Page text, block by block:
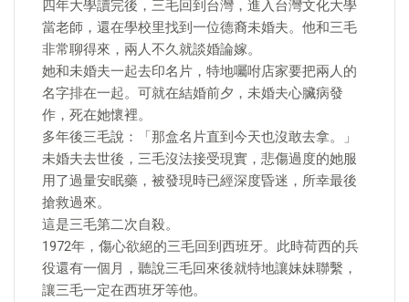
四年大學讀完後，三毛回到台灣，進入台灣文化大學
當老師，還在學校里找到一位德裔未婚夫。他和三毛
非常聊得來，兩人不久就談婚論嫁。
她和未婚夫一起去印名片，特地囑咐店家要把兩人的
名字排在一起。可就在結婚前夕，未婚夫心臟病發
作，死在她懷裡。
多年後三毛說：「那盒名片直到今天也沒敢去拿。」
未婚夫去世後，三毛沒法接受現實，悲傷過度的她服
用了過量安眠藥，被發現時已經深度昏迷，所幸最後
搶救過來。
這是三毛第二次自殺。
1972年，傷心欲絕的三毛回到西班牙。此時荷西的兵
役還有一個月，聽說三毛回來後就特地讓妹妹聯繫，
讓三毛一定在西班牙等他。